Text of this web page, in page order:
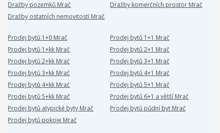
Dražby pozemků Mrač
Dražby komerčních prostor Mrač
Dražby ostatních nemovitostí Mrač
Prodej bytů 1+0 Mrač
Prodej bytů 1+1 Mrač
Prodej bytů 1+kk Mrač
Prodej bytů 2+1 Mrač
Prodej bytů 2+kk Mrač
Prodej bytů 3+1 Mrač
Prodej bytů 3+kk Mrač
Prodej bytů 4+1 Mrač
Prodej bytů 4+kk Mrač
Prodej bytů 5+1 Mrač
Prodej bytů 5+kk Mrač
Prodej bytů 6+1 a větší Mrač
Prodej bytů atypické byty Mrač
Prodej bytů půdní byt Mrač
Prodej bytů pokoje Mrač